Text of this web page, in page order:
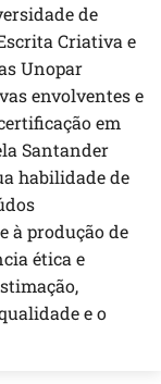
de
Criativa e
Unopar
envolventes e
em
Santander
habilidade de
à produção de
ética e
e o